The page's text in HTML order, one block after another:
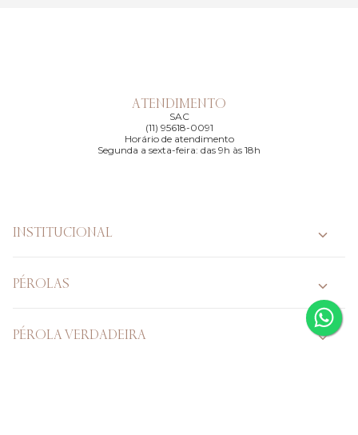
ATENDIMENTO
SAC
(11) 95618-0091
Horário de atendimento
Segunda a sexta-feira: das 9h às 18h
INSTITUCIONAL
PÉROLAS
PÉROLA VERDADEIRA